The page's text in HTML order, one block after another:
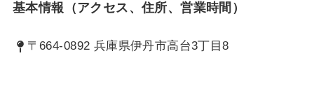
基本情報（アクセス、住所、営業時間）
〒664-0892 兵庫県伊丹市高台3丁目8